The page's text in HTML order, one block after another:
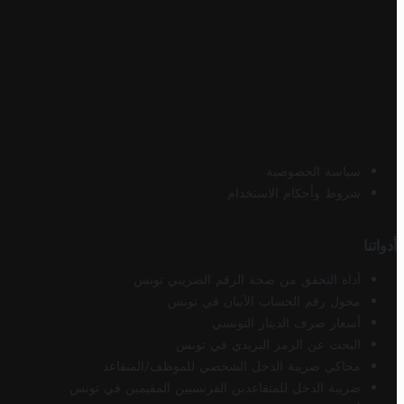
سياسة الخصوصية
شروط وأحكام الاستخدام
أدواتنا
أداة التحقق من صحة الرقم الضريبي تونس
محول رقم الحساب الآيبان في تونس
أسعار صرف الدينار التونسي
البحث عن الرمز البريدي في تونس
محاكي ضريبة الدخل الشخصي للموظف/المتقاعد
ضريبة الدخل للمتقاعدين الفرنسيين المقيمين في تونس